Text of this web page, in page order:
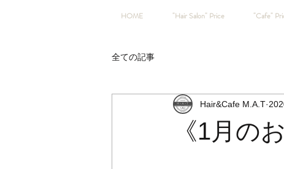
HOME "Hair Salon" Price "Cafe"
全ての記事
《1月の
Hair&Cafe M.A.T